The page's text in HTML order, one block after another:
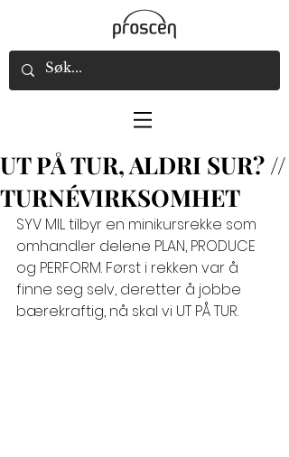
UT PÅ TUR, ALDRI SUR? //
TURNÉVIRKSOMHET
SYV MIL tilbyr en minikursrekke som
omhandler delene PLAN, PRODUCE
og PERFORM. Først i rekken var å
finne seg selv, deretter å jobbe
bærekraftig, nå skal vi UT PÅ TUR.